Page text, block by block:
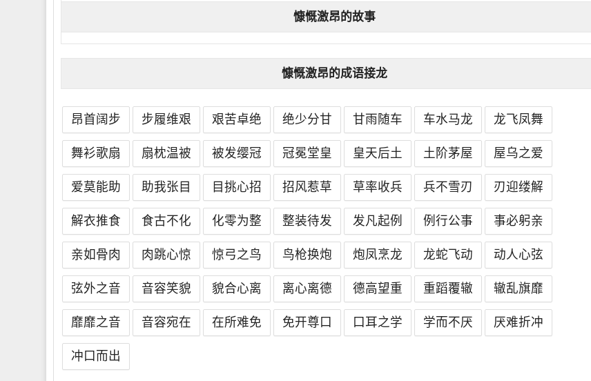
慷慨激昂的故事
慷慨激昂的成语接龙
昂首阔步 步履维艰 艰苦卓绝 绝少分甘 甘雨随车 车水马龙 龙飞凤舞
舞衫歌扇 扇枕温被 被发缨冠 冠冕堂皇 皇天后土 土阶茅屋 屋乌之爱
爱莫能助 助我张目 目挑心招 招风惹草 草率收兵 兵不雪刃 刃迎缕解
解衣推食 食古不化 化零为整 整装待发 发凡起例 例行公事 事必躬亲
亲如骨肉 肉跳心惊 惊弓之鸟 鸟枪换炮 炮凤烹龙 龙蛇飞动 动人心弦
弦外之音 音容笑貌 貌合心离 离心离德 德高望重 重蹈覆辙 辙乱旗靡
靡靡之音 音容宛在 在所难免 免开尊口 口耳之学 学而不厌 厌难折冲
冲口而出